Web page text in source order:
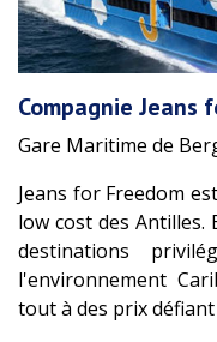
Compagnie Jeans
Gare Maritime de
Jeans for Freedom
low cost des Antilles.
destinations
l'environnement
tout à des prix